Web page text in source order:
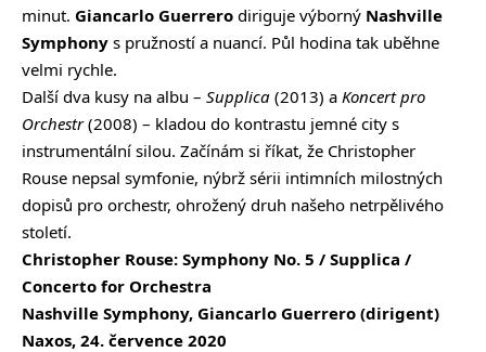
minut. Giancarlo Guerrero diriguje výborný Nashville
Symphony s pružností a nuancí. Půl hodina tak uběhne
velmi rychle.
Další dva kusy na albu – Supplica (2013) a Koncert pro
Orchestr(2008) – kladou do kontrastu jemné city s
instrumentální silou. Začínám si říkat, že Christopher
Rouse nepsal symfonie, nýbrž sérii intimních milostných
dopisů pro orchestr, ohrožený druh našeho netrpělivého
století.
Christopher Rouse: Symphony No. 5 / Supplica /
Concerto for Orchestra
Nashville Symphony, Giancarlo Guerrero (dirigent)
Naxos, 24. července 2020